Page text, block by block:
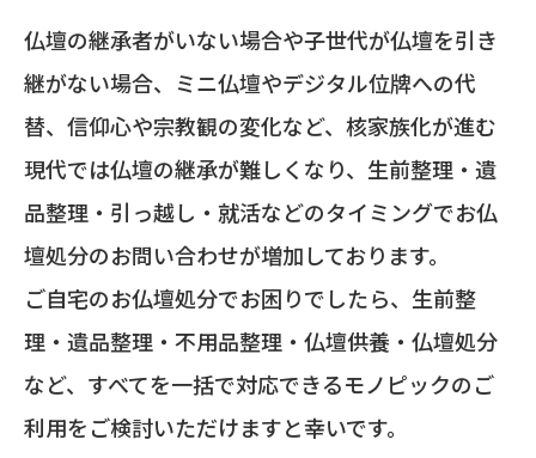
仏壇の継承者がいない場合や子世代が仏壇を引き
継がない場合、ミニ仏壇やデジタル位牌への代
替、信仰心や宗教観の変化など、核家族化が進む
現代では仏壇の継承が難しくなり、生前整理・遺
品整理・引っ越し・就活などのタイミングでお仏
壇処分のお問い合わせが増加しております。
ご自宅のお仏壇処分でお困りでしたら、生前整
理・遺品整理・不用品整理・仏壇供養・仏壇処分
など、すべてを一括で対応できるモノピックのご
利用をご検討いただけますと幸いです。